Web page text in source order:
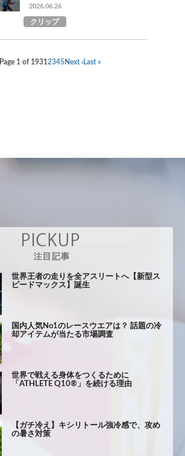
2026.06.26
クリップ
Page 1 of 19312345Next ›Last »
世界王者の走りを全アスリートへ【新型ス
ピードマックス】誕生
国内人気No1のレースウエアは？ 話題の冷
却アイテムが当たる市場調査
世界で戦える身体をつくるために
「ATHLETE Q10®」を続ける理由
【ガチ冷え】キシリトール強冷感で、攻め
の暑さ対策